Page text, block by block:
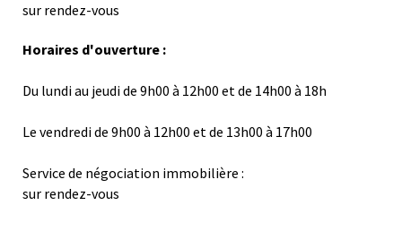
sur rendez-vous
Horaires d'ouverture :
Du lundi au jeudi de 9h00 à 12h00 et de 14h00 à 18h
Le vendredi de 9h00 à 12h00 et de 13h00 à 17h00
Service de négociation immobilière :
sur rendez-vous